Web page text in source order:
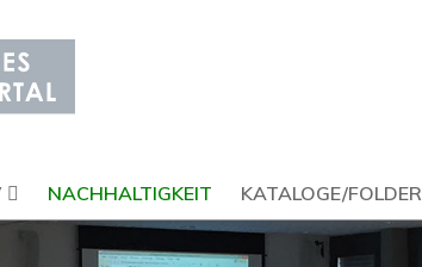
NACHHALTIGKEIT KATALOGE/FOLDER